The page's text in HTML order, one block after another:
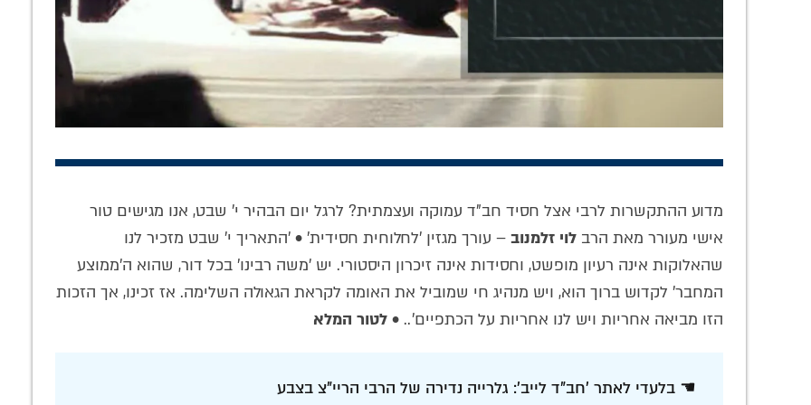
מדוע ההתקשרות לרבי אצל חסיד חב"ד עמוקה ועצמתית? לרגל יום הבהיר י' שבט, אנו מגישים טור
אישי מעורר מאת הרב לוי זלמנוב – עורך מגזין 'לחלוחית חסידית' • 'התאריך י' שבט מזכיר לנו
שהאלוקות אינה רעיון מופשט, וחסידות אינה זיכרון היסטורי. יש 'משה רבינו' בכל דור, שהוא ה'ממוצע
המחבר' לקדוש ברוך הוא, ויש מנהיג חי שמוביל את האומה לקראת הגאולה השלימה. אז זכינו, אך הזכות
הזו מביאה אחריות ויש לנו אחריות על הכתפיים'.. • לטור המלא
☚ בלעדי לאתר 'חב"ד לייב': גלרייה נדירה של הרבי הריי"צ בצבע
התפילה הסודית
הריי"צ זעק על קברי
המכפילה – ברוסית
היומנים האישיים
תיארה הרבנית חנה
של אביו של הרבי?
'אפילו האבנים
הריקודים וסודות
הקבלה של ר' לוי'ק
• הצצה לחייו
מתיקות 'שער היחוד
תניא עם המשפיע
האזינו
שיחה כנה עם הרב